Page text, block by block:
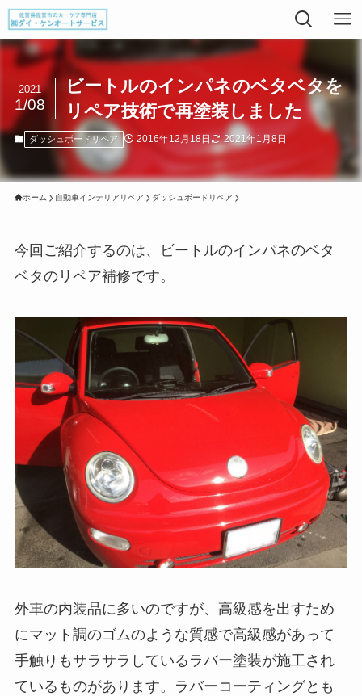
ビートルのインパネのベタベタを
リペア技術で再塗装しました
2021
1/08
ダッシュボードリペア 2016年12月18日 2021年1月8日
ホーム 自動車インテリアリペア ダッシュボードリペア
今回ご紹介するのは、ビートルのインパネのベタ
ベタのリペア補修です。
外車の内装品に多いのですが、高級感を出すため
にマット調のゴムのような質感で高級感があって
手触りもサラサラしているラバー塗装が施工され
ているものがあります。ラバーコーティングとも